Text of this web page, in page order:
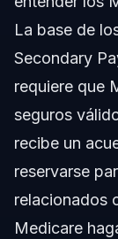
La base de
Secondary
requiere que
seguros
recibe un
reservarse
relacionados
Medicare